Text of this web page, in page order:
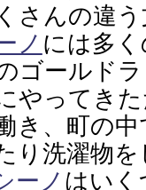
さんの違
ノ には多
ゴールド
やってき
き、町の
り洗濯物
ーノ はいく